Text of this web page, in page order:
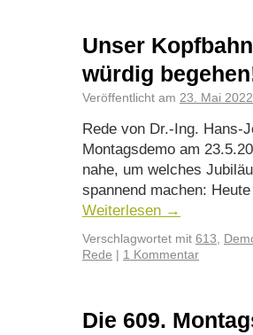
Unser
würdig
Veröffentlicht am 23. Mai 2022
Rede von Dr.-Ing. Hans-
Montagsdemo am
nahe, um welches
spannend machen:
Weiterlesen →
Verschlagwortet mit 613,
Rede
1 Kommentar
Die 609.